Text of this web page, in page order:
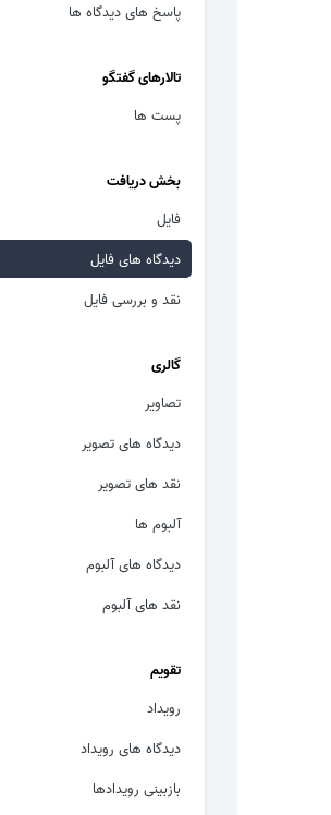
پاسخ های دیدگاه ها
تالارهای گفتگو
پست ها
بخش دریافت
فایل
دیدگاه های فایل
نقد و بررسی فایل
گالری
تصاویر
دیدگاه های تصویر
نقد های تصویر
آلبوم ها
دیدگاه های آلبوم
نقد های آلبوم
تقویم
رویداد
دیدگاه های رویداد
بازبینی رویدادها